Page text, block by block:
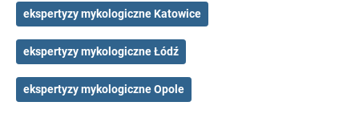
ekspertyzy mykologiczne Katowice
ekspertyzy mykologiczne Łódź
ekspertyzy mykologiczne Opole